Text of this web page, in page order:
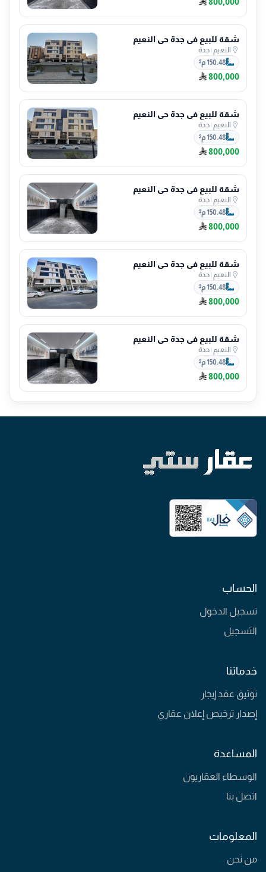
شقة للبيع في جدة حي النعيم
النعيم | جدة
150.48 م²
800,000
شقة للبيع في جدة حي النعيم
النعيم | جدة
150.48 م²
800,000
شقة للبيع في جدة حي النعيم
النعيم | جدة
150.48 م²
800,000
شقة للبيع في جدة حي النعيم
النعيم | جدة
150.48 م²
800,000
شقة للبيع في جدة حي النعيم
النعيم | جدة
150.48 م²
800,000
الحساب
تسجيل الدخول
التسجيل
خدماتنا
توثيق عقد إيجار
إصدار ترخيص إعلان عقاري
المساعدة
الوسطاء العقاريون
اتصل بنا
المعلومات
من نحن